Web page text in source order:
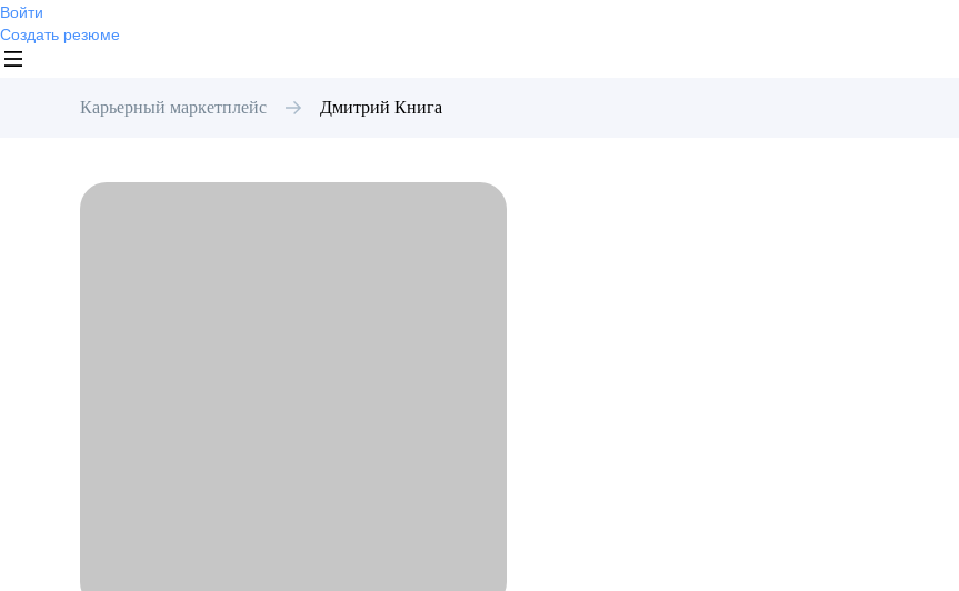
Войти
Создать резюме
Карьерный маркетплейс Дмитрий Книга